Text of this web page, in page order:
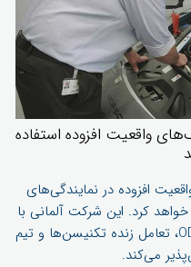
واقعیت افزوده استفاده
افزوده در نمایندگی‌های
خواهد کرد. این شرکت آلمانی با
استفاده از عینک‌های هوشمند ODG R-7، تعامل زنده تکنیسن‌ها و تیم
می‌کند.